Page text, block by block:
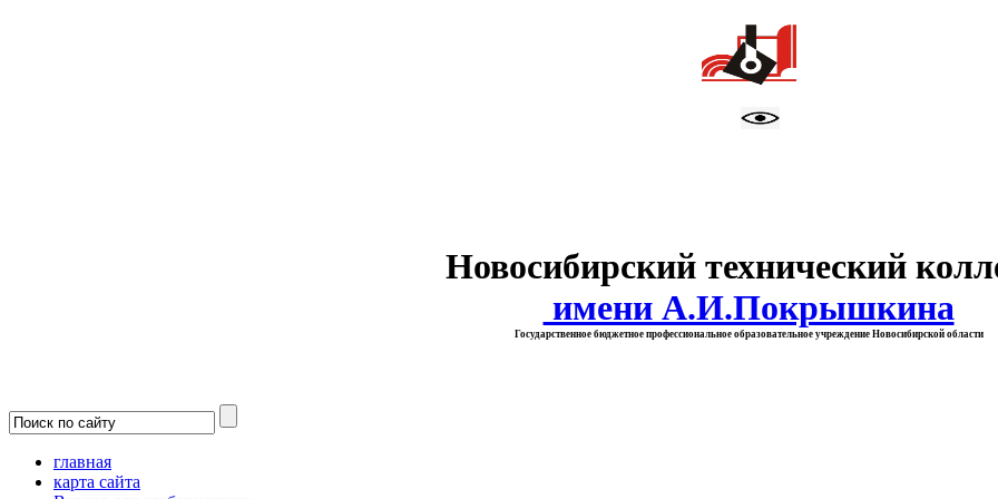
Новосибирский технический
имени А.И.Покрышкина
Государственное бюджетное профессиональное образовательное учреждение Новосибирской области
главная
карта сайта